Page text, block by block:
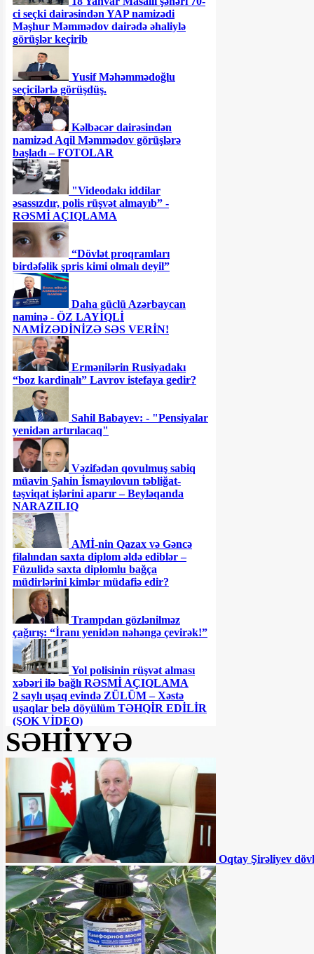
ci seçki dairəsindən YAP namizədi
Məşhur Məmmədov dairədə əhaliylə
görüşlər keçirib
Yusif Məhəmmədoğlu
seçicilərlə görüşdüş.
Kəlbəcər dairəsindən
namizəd Aqil Məmmədov görüşlərə
başladı – FOTOLAR
"Videodakı iddilar
əsassızdır, polis rüşvət almayıb” -
RƏSMİ AÇIQLAMA
“Dövlət proqramları
birdəfəlik şpris kimi olmalı deyil”
Daha güclü Azərbaycan
naminə - ÖZ LAYİQLİ
NAMİZƏDİNİZƏ SƏS VERİN!
Ermənilərin Rusiyadakı
“boz kardinalı” Lavrov istefaya gedir?
Sahil Babayev: - "Pensiyalar
yenidən artırılacaq"
Vəzifədən qovulmuş sabiq
müavin Şahin İsmayılovun təbliğat-
təşviqat işlərini aparır – Beyləqanda
NARAZILIQ
AMİ-nin Qazax və Gəncə
filalından saxta diplom əldə ediblər –
Füzulidə saxta diplomlu bağça
müdirlərini kimlər müdafiə edir?
Trampdan gözlənilməz
çağırış: “İranı yenidən nəhəngə çevirək!”
Yol polisinin rüşvət alması
xəbəri ilə bağlı RƏSMİ AÇIQLAMA
2 saylı uşaq evində ZÜLÜM – Xəstə
uşaqlar belə döyülüm TƏHQİR EDİLİR
(ŞOK VİDEO)
Ceyhun Bayramovdan yeni
TƏYİNAT
Azərbaycanın UEFA-nın
Feyr-Pley reytinqində yeri AÇIQLANIB
Azərbaycanda QHT sədri
DƏHŞƏTLİ QƏZADA öldü
Müdafiə nazirin kortejinə
hücum olundu - ÖLƏNLƏR VAR
SƏHİYYƏ
Oqtay Şirəliyev